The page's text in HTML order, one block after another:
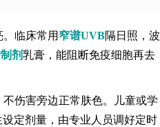
临床常用 窄谱UVB隔日照，波
剂乳膏，能阻断免疫细胞再去
伤害旁边正常肤色。儿童或学
定剂量，由专业人员调好定时